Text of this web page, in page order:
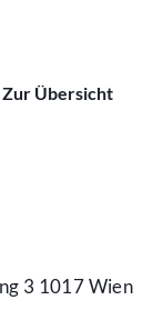
Zur Übersicht
3 1017 Wien